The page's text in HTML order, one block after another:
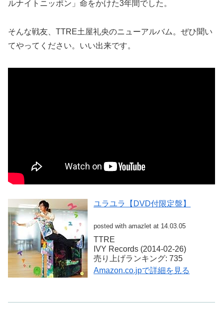
ルナイトニッポン」命をかけた3年間でした。
そんな戦友、TTRE土屋礼央のニューアルバム。ぜひ聞い
てやってください。いい出来です。
ユラユラ【DVD付限定盤】
posted with amazlet at 14.03.05
TTRE
IVY Records (2014-02-26)
売り上げランキング: 735
Amazon.co.jpで詳細を見る